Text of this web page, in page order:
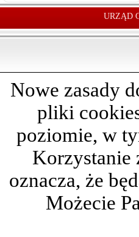
URZĄD
Nowe zasady
pliki
poziomie, w
Korzystanie
oznacza, że
Możecie